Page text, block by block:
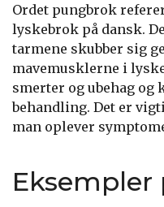
Ordet pungbrok
lyskebrok på dansk.
tarmene skubber sig
mavemusklerne i
smerter og ubehag
behandling. Det er
man oplever
Eksempler